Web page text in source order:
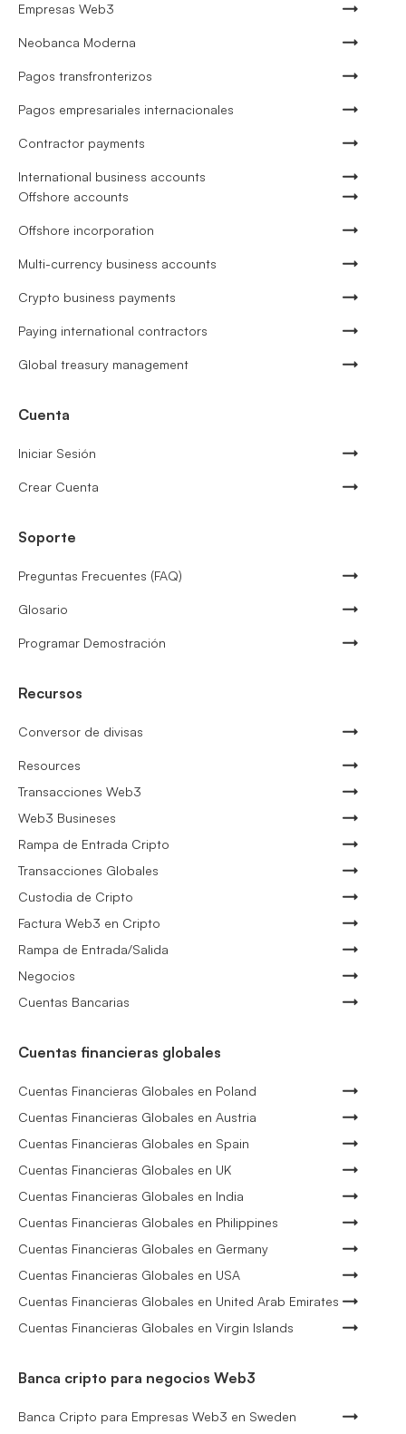
Empresas Web3
Neobanca Moderna
Pagos transfronterizos
Pagos empresariales internacionales
Contractor payments
International business accounts
Offshore accounts
Offshore incorporation
Multi-currency business accounts
Crypto business payments
Paying international contractors
Global treasury management
Cuenta
Iniciar Sesión
Crear Cuenta
Soporte
Preguntas Frecuentes (FAQ)
Glosario
Programar Demostración
Recursos
Conversor de divisas
Resources
Transacciones Web3
Web3 Busineses
Rampa de Entrada Cripto
Transacciones Globales
Custodia de Cripto
Factura Web3 en Cripto
Rampa de Entrada/Salida
Negocios
Cuentas Bancarias
Cuentas financieras globales
Cuentas Financieras Globales en Poland
Cuentas Financieras Globales en Austria
Cuentas Financieras Globales en Spain
Cuentas Financieras Globales en UK
Cuentas Financieras Globales en India
Cuentas Financieras Globales en Philippines
Cuentas Financieras Globales en Germany
Cuentas Financieras Globales en USA
Cuentas Financieras Globales en United Arab Emirates
Cuentas Financieras Globales en Virgin Islands
Banca cripto para negocios Web3
Banca Cripto para Empresas Web3 en Sweden